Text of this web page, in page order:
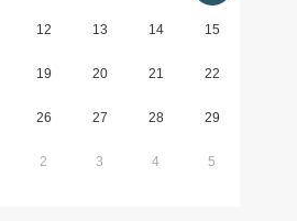
12 13 14 15
19 20 21 22
26 27 28 29
2 3 4 5